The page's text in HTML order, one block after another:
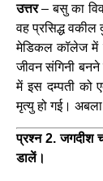
उत्तर– बसु का
वह प्रसिद्ध वकील
मेडिकल कॉलेज में
जीवन संगिनी
में इस दम्पती को
मृत्यु हो गई।
प्रश्न 2. जगदीश
डालें।